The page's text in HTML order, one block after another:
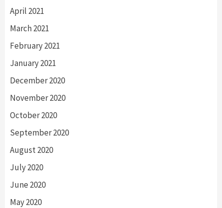
April 2021
March 2021
February 2021
January 2021
December 2020
November 2020
October 2020
September 2020
August 2020
July 2020
June 2020
May 2020